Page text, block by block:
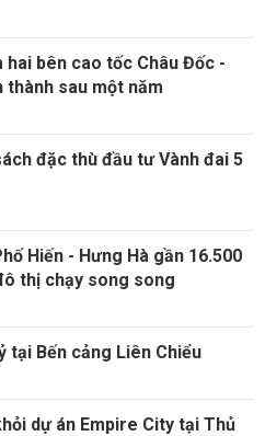
bên cao tốc Châu Đốc -
thành sau một năm
đặc thù đầu tư Vành đai 5
Hiến - Hưng Hà gần 16.500
thị chạy song song
tại Bến cảng Liên Chiểu
dự án Empire City tại Thủ